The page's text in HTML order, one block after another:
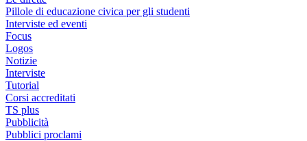
Pillole di educazione civica per gli studenti
Interviste ed eventi
Focus
Logos
Notizie
Interviste
Tutorial
Corsi accreditati
TS plus
Pubblicità
Pubblici proclami